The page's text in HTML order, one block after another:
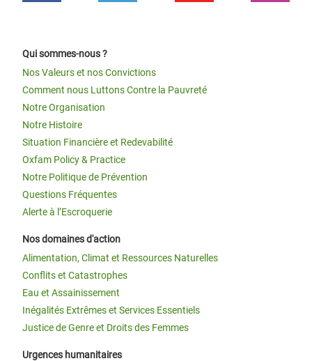
Qui sommes-nous ?
Nos Valeurs et nos Convictions
Comment nous Luttons Contre la Pauvreté
Notre Organisation
Notre Histoire
Situation Financière et Redevabilité
Oxfam Policy & Practice
Notre Politique de Prévention
Questions Fréquentes
Alerte à l’Escroquerie
Nos domaines d'action
Alimentation, Climat et Ressources Naturelles
Conflits et Catastrophes
Eau et Assainissement
Inégalités Extrêmes et Services Essentiels
Justice de Genre et Droits des Femmes
Urgences humanitaires